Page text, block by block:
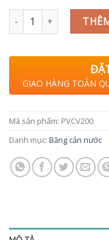
Băng cản nước PVC
GIAO HÀNG TOÀN
Mã sản phẩm: PVCV200
Danh mục: Băng cản nước